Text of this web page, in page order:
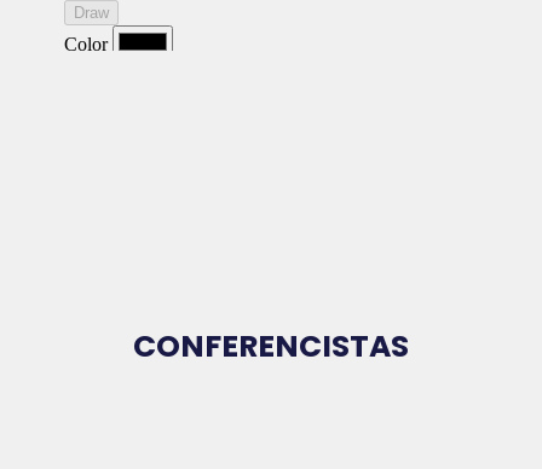
CONFERENCISTAS